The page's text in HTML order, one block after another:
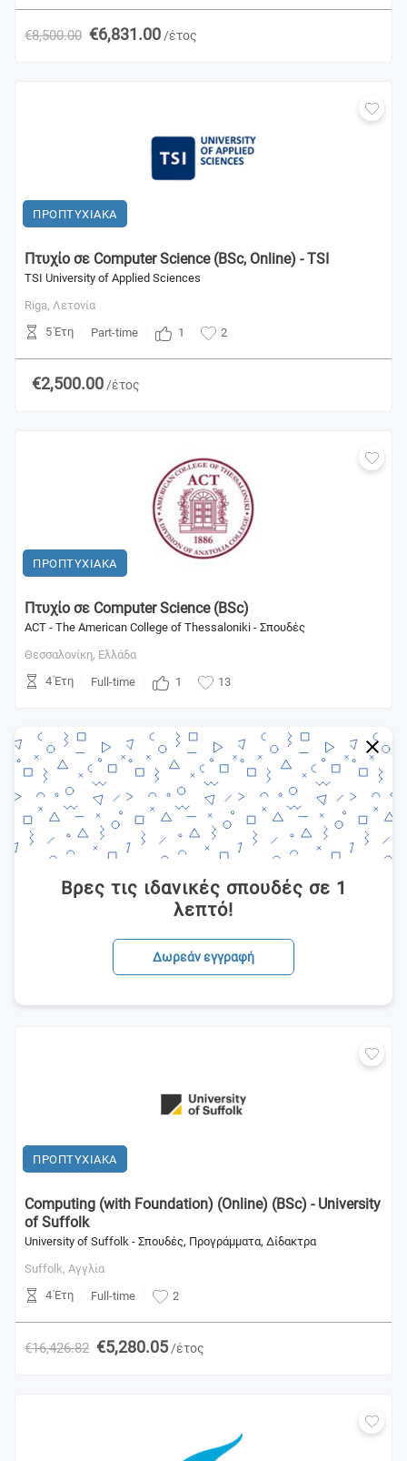
€8,500.00 €6,831.00 /έτος
ΠΡΟΠΤΥΧΙΑΚΑ
Πτυχίο σε Computer Science (BSc, Online) - TSI
TSI University of Applied Sciences
Riga, Λετονία
5 Έτη
Part-time 1 2
€2,500.00 /έτος
ΠΡΟΠΤΥΧΙΑΚΑ
Πτυχίο σε Computer Science (BSc)
ACT - The American College of Thessaloniki - Σπουδές
Θεσσαλονίκη, Ελλάδα
4 Έτη
Full-time 1 13
Βρες τις ιδανικές σπουδές σε 1
λεπτό!
Δωρεάν εγγραφή
ΠΡΟΠΤΥΧΙΑΚΑ
Computing (with Foundation) (Online) (BSc) - University
of Suffolk
University of Suffolk - Σπουδές, Προγράμματα, Δίδακτρα
Suffolk, Αγγλία
4 Έτη
Full-time 2
€16,426.82 €5,280.05 /έτος